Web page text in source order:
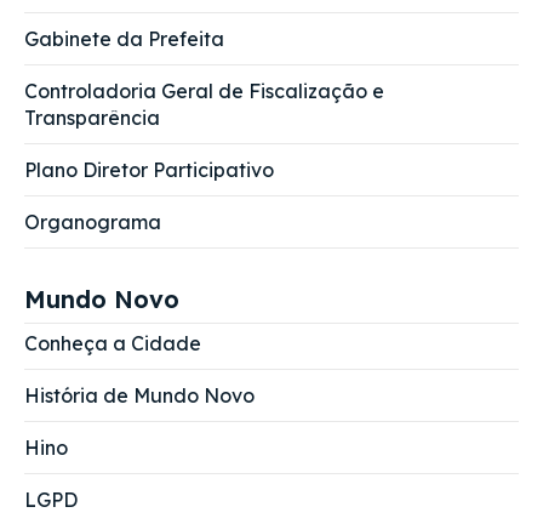
Gabinete da Prefeita
Controladoria Geral de Fiscalização e
Transparência
Plano Diretor Participativo
Organograma
Mundo Novo
Conheça a Cidade
História de Mundo Novo
Hino
LGPD